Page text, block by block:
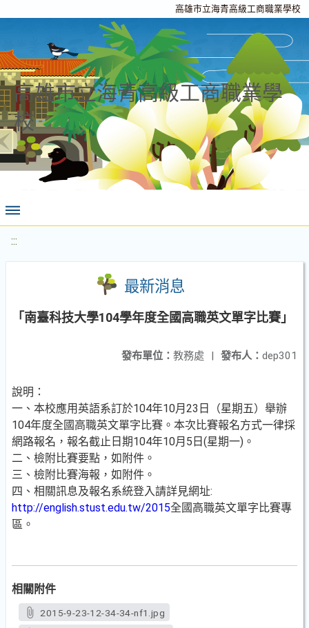
高雄市立海青高級工商職業學校
高雄市立海青高級工商職業學
校
:::
最新消息
「南臺科技大學104學年度全國高職英文單字比賽」
發布人： dep301
發布單位： 教務處 |
說明：
一、本校應用英語系訂於104年10月23日（星期五）舉辦
104年度全國高職英文單字比賽。本次比賽報名方式一律採
網路報名，報名截止日期104年10月5日(星期一)。
二、檢附比賽要點，如附件。
三、檢附比賽海報，如附件。
四、相關訊息及報名系統登入請詳見網址:
http://english.stust.edu.tw/2015全國高職英文單字比賽專
區。
相關附件
2015-9-23-12-34-34-nf1.jpg